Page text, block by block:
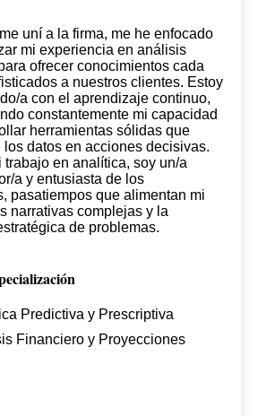
uní a la firma, me he enfocado
mi experiencia en análisis
ofrecer conocimientos cada
a nuestros clientes. Estoy
a con el aprendizaje continuo,
constantemente mi capacidad
herramientas sólidas que
los datos en acciones decisivas.
trabajo en analítica, soy un/a
a y entusiasta de los
pasatiempos que alimentan mi
narrativas complejas y la
de problemas.
Predictiva y Prescriptiva
Financiero y Proyecciones